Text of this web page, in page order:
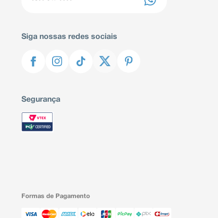
Siga nossas redes sociais
Segurança
Formas de Pagamento